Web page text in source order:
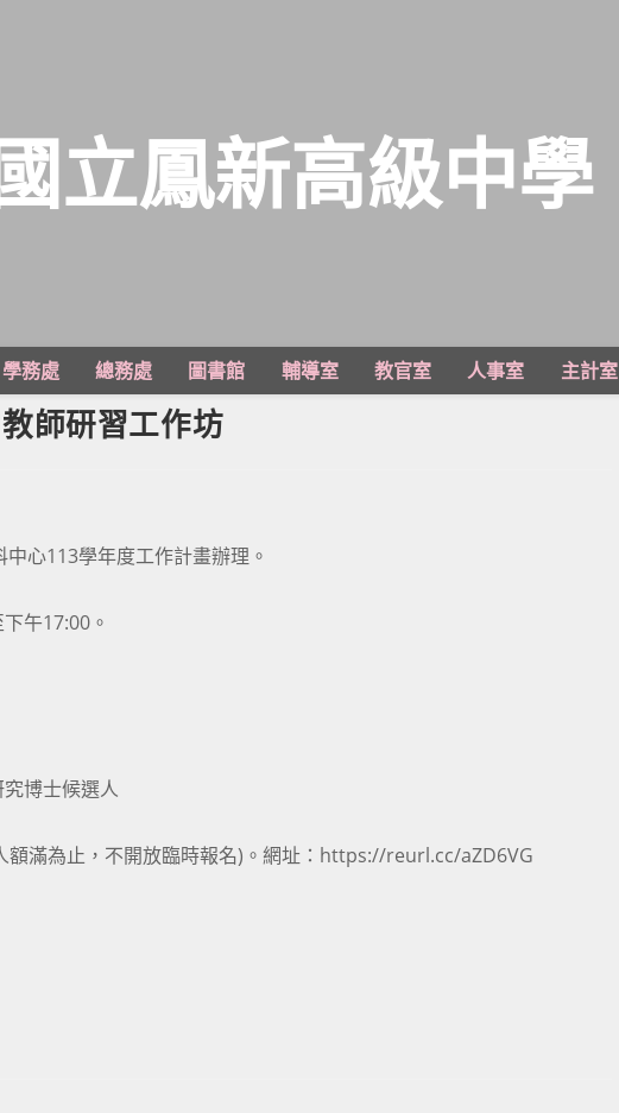
立鳳新高級中學
學務處 總務處 圖書館 輔導室 教官室 人事室 主計室
師研習工作坊
心113學年度工作計畫辦理。
午17:00。
博士候選人
額滿為止，不開放臨時報名)。網址：https://reurl.cc/aZD6VG